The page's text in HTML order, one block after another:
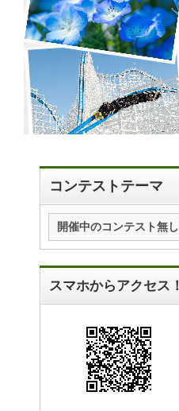
コンテストテーマ
開催中のコンテスト無し
スマホからアクセス！